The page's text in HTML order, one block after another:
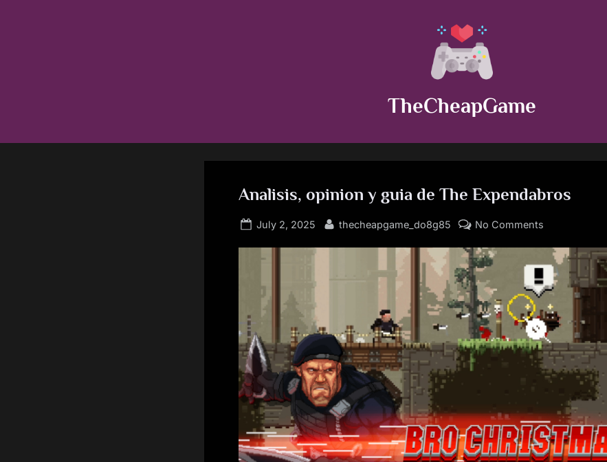
TheCheapGame
Analisis, opinion y guia de The Expendabros
Posted
July 2, 2025 By
thecheapgame_do8g85 No Comments
opinion
guia
de
The
Expendabros